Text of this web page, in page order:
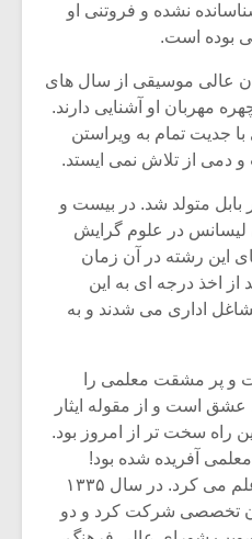
نشده و فروتنی او
بوده است.
عالی موسیقی از سال های
نام و چهره مهربان او آشنایی دارند.
جدیت تمام به ویراستن
دمی از تلاش نمی ایستد.
بابل متولد شد. در بیست و
لیسانس در علوم گرایش
این رشته در آن زمان
از اخذ درجه ای به این
اداری می شدند و به
و پر مشقت معلمی را
است و از مقوله ایثار
راه سخت تر از امروز بود.
آفریده شده بود!
همزمان با تدریس، تحصیل علم می کرد. در سال ۱۳۳۵
تخصصی شرکت کرد و دو